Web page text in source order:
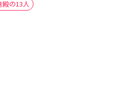
殿の13人